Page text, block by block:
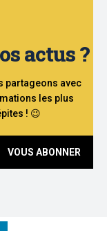
actus ?
partageons avec
les plus
! 😉
VOUS ABONNER